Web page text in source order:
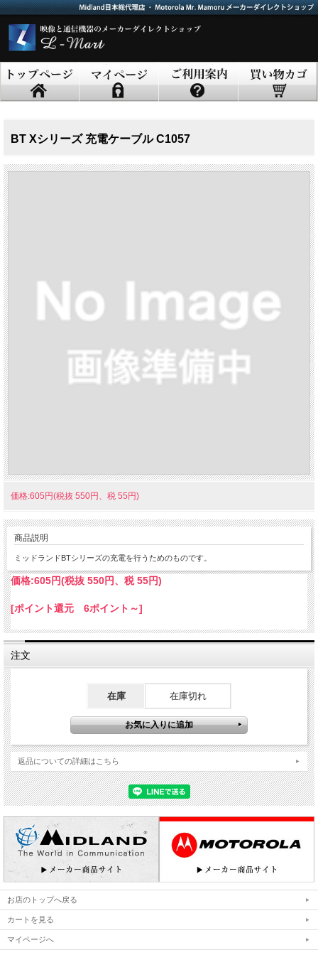
BT Xシリーズ 充電ケーブル C1057
価格:605円(税抜 550円、税 55円)
商品説明
ミッドランドBTシリーズの充電を行うためのものです。
価格:605円(税抜 550円、税 55円)
[ポイント還元 6ポイント～]
注文
在庫 在庫切れ
返品についての詳細はこちら
お店のトップへ戻る
カートを見る
マイページへ